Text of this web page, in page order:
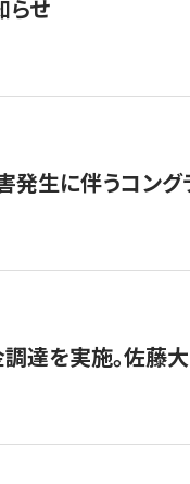
らせ
発生に伴うコン
達を実施。佐藤